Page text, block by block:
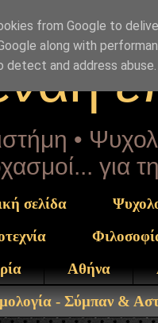
zois-praxi-
•
για
σελίδα
Αθήνα
- Σύμπαν &
from Google to
along with
and address abuse.